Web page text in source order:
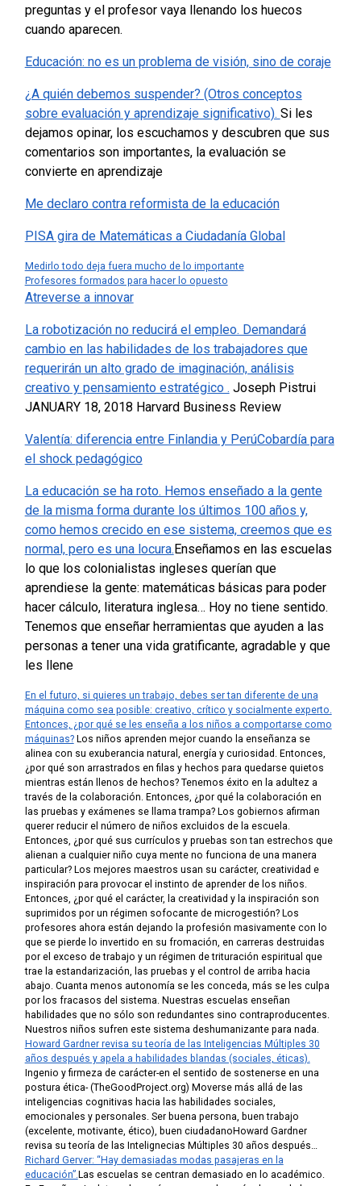
preguntas y el profesor vaya llenando los huecos
cuando aparecen.
Educación: no es un problema de visión, sino de coraje
¿A quién debemos suspender? (Otros conceptos
sobre evaluación y aprendizaje significativo). Si les
dejamos opinar, los escuchamos y descubren que sus
comentarios son importantes, la evaluación se
convierte en aprendizaje
Me declaro contra reformista de la educación
PISA gira de Matemáticas a Ciudadanía Global
Medirlo todo deja fuera mucho de lo importante
Profesores formados para hacer lo opuesto
Atreverse a innovar
La robotización no reducirá el empleo. Demandará
cambio en las habilidades de los trabajadores que
requerirán un alto grado de imaginación, análisis
creativo y pensamiento estratégico . Joseph Pistrui
JANUARY 18, 2018 Harvard Business Review
Valentía: diferencia entre Finlandia y PerúCobardía para
el shock pedagógico
La educación se ha roto. Hemos enseñado a la gente
de la misma forma durante los últimos 100 años y,
como hemos crecido en ese sistema, creemos que es
normal, pero es una locura.Enseñamos en las escuelas
lo que los colonialistas ingleses querían que
aprendiese la gente: matemáticas básicas para poder
hacer cálculo, literatura inglesa… Hoy no tiene sentido.
Tenemos que enseñar herramientas que ayuden a las
personas a tener una vida gratificante, agradable y que
les llene
En el futuro, si quieres un trabajo, debes ser tan diferente de una
máquina como sea posible: creativo, crítico y socialmente experto.
Entonces, ¿por qué se les enseña a los niños a comportarse como
máquinas? Los niños aprenden mejor cuando la enseñanza se
alinea con su exuberancia natural, energía y curiosidad. Entonces,
¿por qué son arrastrados en filas y hechos para quedarse quietos
mientras están llenos de hechos? Tenemos éxito en la adultez a
través de la colaboración. Entonces, ¿por qué la colaboración en
las pruebas y exámenes se llama trampa? Los gobiernos afirman
querer reducir el número de niños excluidos de la escuela.
Entonces, ¿por qué sus currículos y pruebas son tan estrechos que
alienan a cualquier niño cuya mente no funciona de una manera
particular? Los mejores maestros usan su carácter, creatividad e
inspiración para provocar el instinto de aprender de los niños.
Entonces, ¿por qué el carácter, la creatividad y la inspiración son
suprimidos por un régimen sofocante de microgestión? Los
profesores ahora están dejando la profesión masivamente con lo
que se pierde lo invertido en su fromación, en carreras destruidas
por el exceso de trabajo y un régimen de trituración espiritual que
trae la estandarización, las pruebas y el control de arriba hacia
abajo. Cuanta menos autonomía se les conceda, más se les culpa
por los fracasos del sistema. Nuestras escuelas enseñan
habilidades que no sólo son redundantes sino contraproducentes.
Nuestros niños sufren este sistema deshumanizante para nada.
Howard Gardner revisa su teoría de las Inteligencias Múltiples 30
años después y apela a habilidades blandas (sociales, éticas).
Ingenio y firmeza de carácter-en el sentido de sostenerse en una
postura ética- (TheGoodProject.org) Moverse más allá de las
inteligencias cognitivas hacia las habilidades sociales,
emocionales y personales. Ser buena persona, buen trabajo
(excelente, motivante, ético), buen ciudadano Howard Gardner
revisa su teoría de las Intelignecias Múltiples 30 años después…
Richard Gerver: “Hay demasiadas modas pasajeras en la
educación”. Las escuelas se centran demasiado en lo académico.